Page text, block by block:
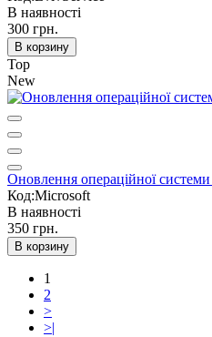
В наявності
300 грн.
В корзину
Top
New
Оновлення операційної
Код:Microsoft
В наявності
350 грн.
В корзину
1
2
>
>|